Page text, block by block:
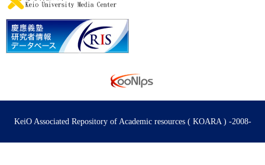
KeiO Associated Repository of Academic resources ( KOARA ) -2008-